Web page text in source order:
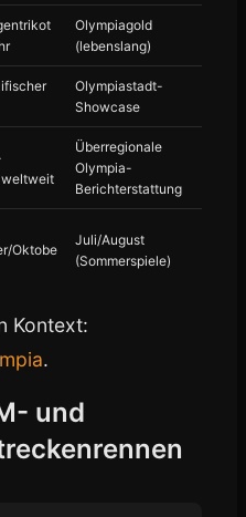
Olympiagold
(lebenslang)
Olympiastadt-
Showcase
weltweit
Überregionale
Olympia-
Berichterstattung
Oktobe
Juli/August
(Sommerspiele)
Kontext:
.
und